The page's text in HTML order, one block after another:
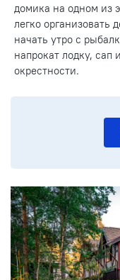
домика на одном из
легко организовать
начать утро с
напрокат лодку, сап
окрестности.